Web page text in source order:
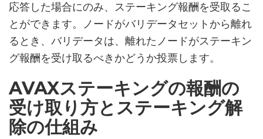
応答した場合にのみ、ステーキング報酬を受取るこ
とができます。ノードがバリデータセットから離れ
るとき、バリデータは、離れたノードがステーキン
グ報酬を受け取るべきかどうか投票します。
AVAXステーキングの報酬の
受け取り方とステーキング解
除の仕組み